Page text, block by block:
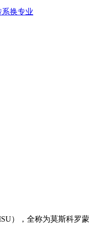
换专业
）‌，全称为莫斯科